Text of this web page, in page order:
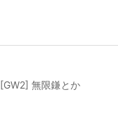
[GW2] 無限鎌とか